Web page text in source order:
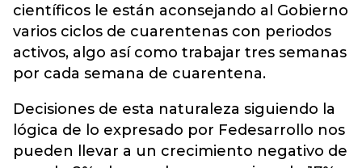
científicos le están aconsejando al Gobierno
varios ciclos de cuarentenas con periodos
activos, algo así como trabajar tres semanas
por cada semana de cuarentena.
Decisiones de esta naturaleza siguiendo la
lógica de lo expresado por Fedesarrollo nos
pueden llevar a un crecimiento negativo de